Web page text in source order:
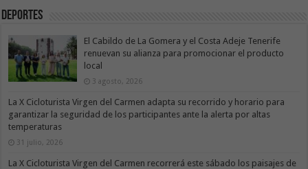
Deportes
El Cabildo de La Gomera y el Costa Adeje Tenerife
renuevan su alianza para promocionar el producto
local
3 agosto, 2026
La X Cicloturista Virgen del Carmen adapta su recorrido y horario para
garantizar la seguridad de los participantes ante la alerta por altas
temperaturas
31 julio, 2026
La X Cicloturista Virgen del Carmen recorrerá este sábado los paisajes de